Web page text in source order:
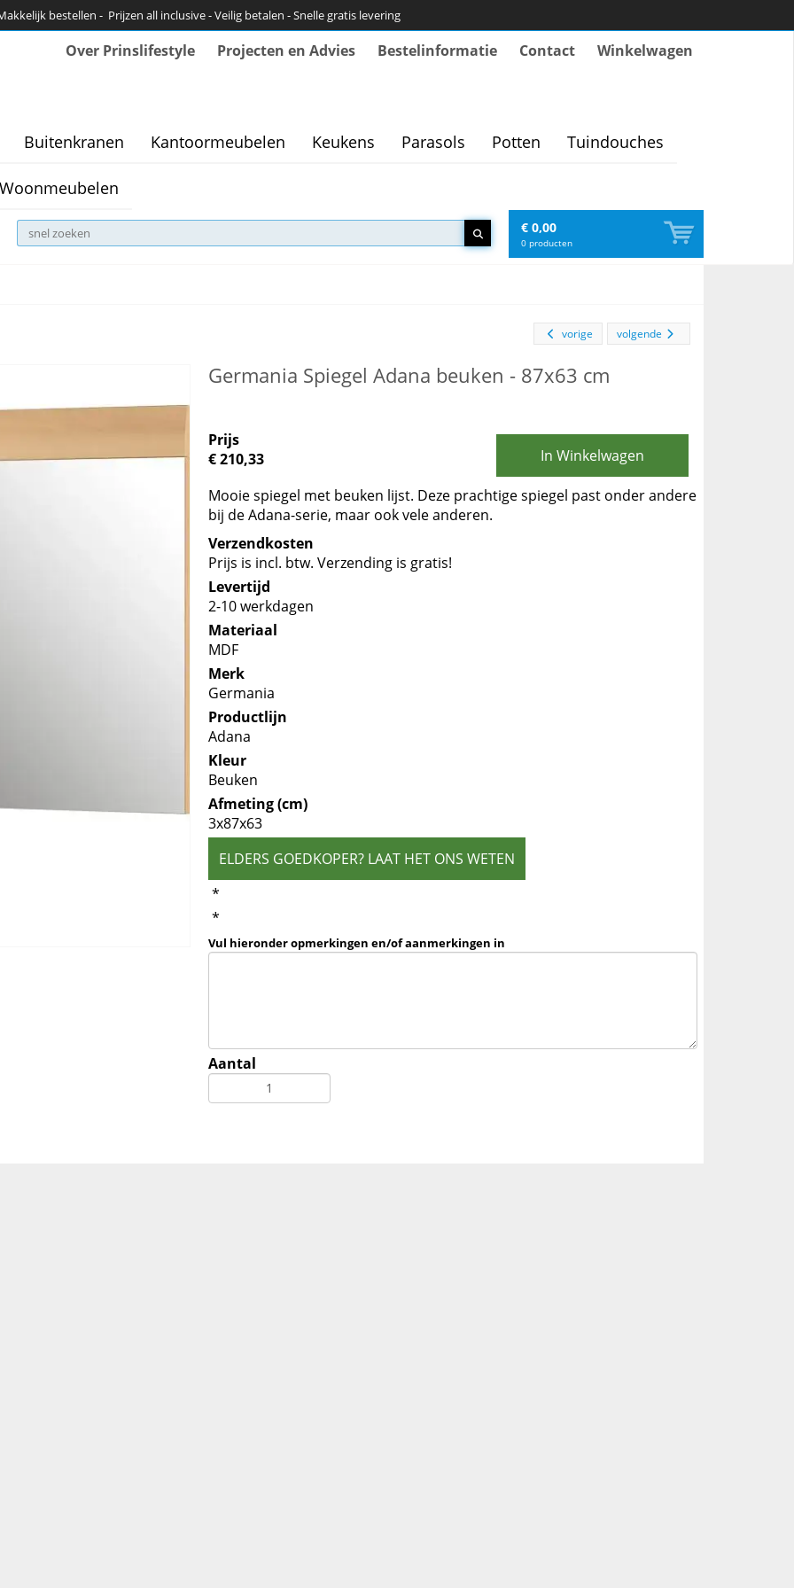
bestellen - Prijzen all inclusive - Veilig betalen - Snelle gratis levering
Over Prinslifestyle Projecten en Advies Bestelinformatie Contact Winkelwagen
Buitenkranen Kantoormeubelen Keukens Parasols Potten Tuindouches
Woonmeubelen
€ 0,00
0 producten
volgende
vorige
Germania Spiegel Adana beuken - 87x63 cm
Prijs
€ 210,33
In Winkelwagen
Mooie spiegel met beuken lijst. Deze prachtige spiegel past onder andere
bij de Adana-serie, maar ook vele anderen.
Verzendkosten
Prijs is incl. btw. Verzending is gratis!
Levertijd
2-10 werkdagen
Materiaal
MDF
Merk
Germania
Productlijn
Adana
Kleur
Beuken
Afmeting (cm)
3x87x63
ELDERS GOEDKOPER? LAAT HET ONS WETEN
*
*
Vul hieronder opmerkingen en/of aanmerkingen in
Aantal